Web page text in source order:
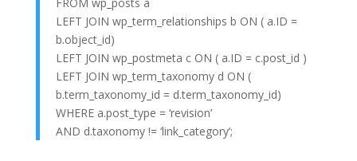
LEFT JOIN wp_term_relationships b ON ( a.ID =
b.object_id)
LEFT JOIN wp_postmeta c ON ( a.ID = c.post_id )
LEFT JOIN wp_term_taxonomy d ON (
b.term_taxonomy_id = d.term_taxonomy_id)
WHERE a.post_type = ‘revision’
AND d.taxonomy != ‘link_category’;